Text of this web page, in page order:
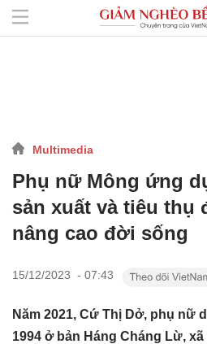
Multimedia
Phụ nữ Mông ứng
sản xuất và tiêu thụ
nâng cao đời sống
15/12/2023 - 07:43
Năm 2021, Cứ Thị Dở, phụ nữ
1994 ở bản Háng Cháng Lừ,